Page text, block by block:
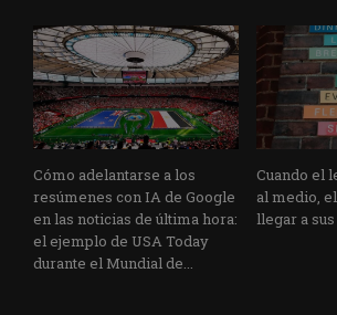
Cómo adelantarse a los
resúmenes con IA de Google
en las noticias de última hora:
el ejemplo de USA Today
durante el Mundial de...
Cuando el
al medio,
llegar a